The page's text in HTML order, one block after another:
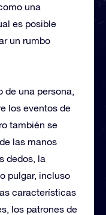
una
es posible
un rumbo
de una persona,
los eventos de
también se
las manos
dedos, la
pulgar, incluso
características
los patrones de